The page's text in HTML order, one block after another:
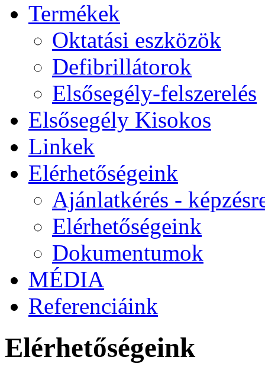
Termékek
Oktatási eszközök
Defibrillátorok
Elsősegély-felszerelés
Elsősegély Kisokos
Linkek
Elérhetőségeink
Ajánlatkérés -
Elérhetőségeink
Dokumentumok
MÉDIA
Referenciáink
Elérhetőségeink